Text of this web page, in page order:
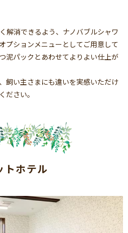
解消できるよう、ナノバブルシャワ
プションメニューとしてご用意して
泥パックとあわせてよりよい仕上が
飼い主さまにも違いを実感いただけ
ださい。
トホテル